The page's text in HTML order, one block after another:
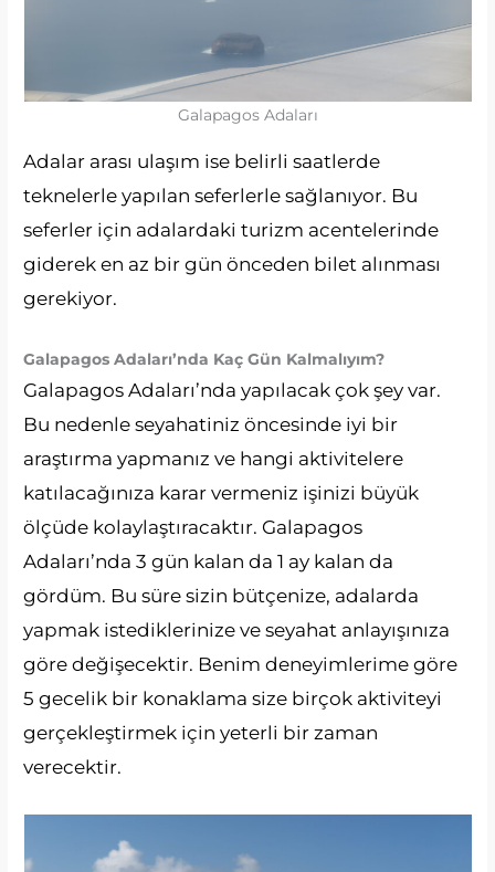
Galapagos Adaları
Adalar arası ulaşım ise belirli saatlerde
teknelerle yapılan seferlerle sağlanıyor. Bu
seferler için adalardaki turizm acentelerinde
giderek en az bir gün önceden bilet alınması
gerekiyor.
Galapagos Adaları’nda Kaç Gün Kalmalıyım?
Galapagos Adaları’nda yapılacak çok şey var.
Bu nedenle seyahatiniz öncesinde iyi bir
araştırma yapmanız ve hangi aktivitelere
katılacağınıza karar vermeniz işinizi büyük
ölçüde kolaylaştıracaktır. Galapagos
Adaları’nda 3 gün kalan da 1 ay kalan da
gördüm. Bu süre sizin bütçenize, adalarda
yapmak istediklerinize ve seyahat anlayışınıza
göre değişecektir. Benim deneyimlerime göre
5 gecelik bir konaklama size birçok aktiviteyi
gerçekleştirmek için yeterli bir zaman
verecektir.